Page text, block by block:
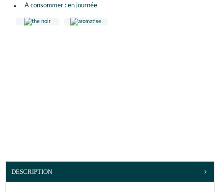
A consommer : en journée
DESCRIPTION